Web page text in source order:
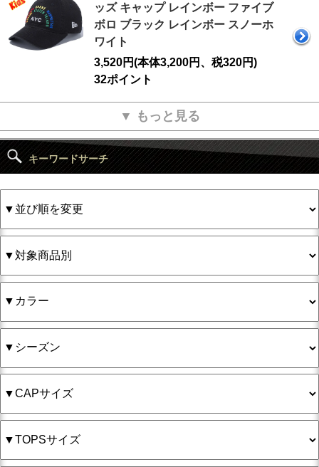
ッズ キャップ レインボー ファイブ
ボロ ブラック レインボー スノーホ
ワイト
3,520円(本体3,200円、税320円)
32ポイント
▼ もっと見る
キーワードサーチ